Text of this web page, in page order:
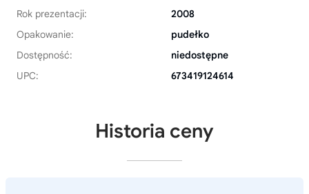
Rok prezentacji:
2008
Opakowanie:
pudełko
Dostępność:
niedostępne
UPC:
673419124614
Historia ceny